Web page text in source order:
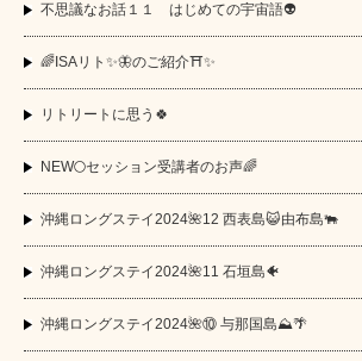
不思議なお話１１ はじめての宇宙語👽
🌈ISAリト✨🦋のご紹介⛩️✨
リトリートに思う🍀
NEW🌕セッション受講者のお声🌈
沖縄ロングステイ2024🌺12 西表島😺由布島🐃
沖縄ロングステイ2024🌺11 石垣島🐠
沖縄ロングステイ2024🌺⑩ 与那国島⛰️🌴